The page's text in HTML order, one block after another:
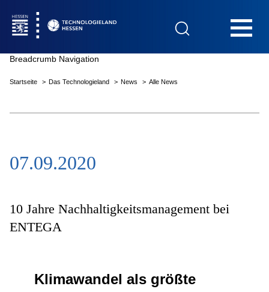
Das Technologieland
Innovationsfelder
Netzwerke
Breadcrumb Navigation
Startseite Das Technologieland News Alle News
07.09.2020
10 Jahre Nachhaltigkeitsmanagement bei
ENTEGA
Klimawandel als größte